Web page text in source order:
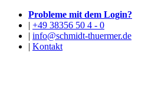
Probleme mit dem Login?
| +49 38356 50 4 - 0
| info@schmidt-thuermer.de
| Kontakt